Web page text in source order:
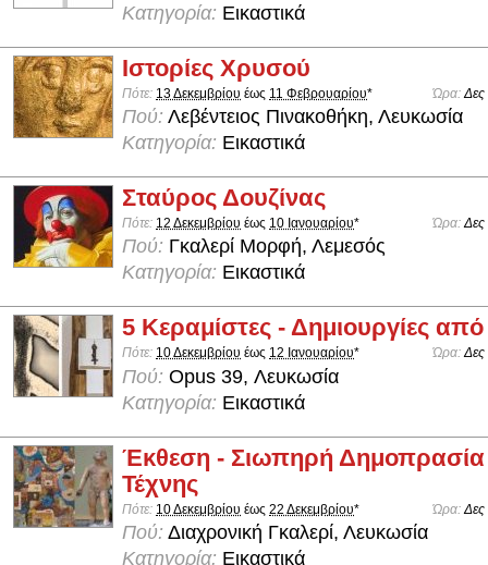
Κατηγορία: Εικαστικά
Ιστορίες Χρυσού
Πότε: 13 Δεκεμβρίου έως 11 Φεβρουαρίου* Ώρα:Δες
Πού: Λεβέντειος Πινακοθήκη, Λευκωσία
Κατηγορία: Εικαστικά
Σταύρος Δουζίνας
Πότε: 12 Δεκεμβρίου έως 10 Ιανουαρίου* Ώρα:Δες
Πού: Γκαλερί Μορφή, Λεμεσός
Κατηγορία: Εικαστικά
5 Κεραμίστες - Δημιουργίες
Πότε: 10 Δεκεμβρίου έως 12 Ιανουαρίου* Ώρα:Δες
Πού: Opus 39, Λευκωσία
Κατηγορία: Εικαστικά
Έκθεση - Σιωπηρή
Τέχνης
Πότε: 10 Δεκεμβρίου έως 22 Δεκεμβρίου* Ώρα: Δες
Πού: Διαχρονική Γκαλερί, Λευκωσία
Κατηγορία: Εικαστικά